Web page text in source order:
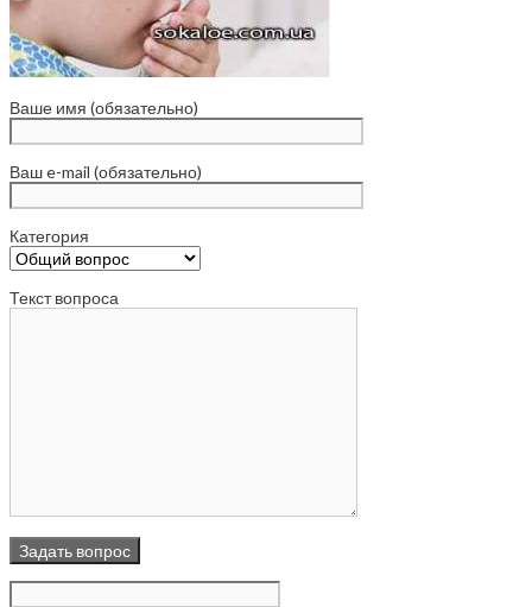
Ваше имя (обязательно)
Ваш e-mail (обязательно)
Категория
Текст вопроса